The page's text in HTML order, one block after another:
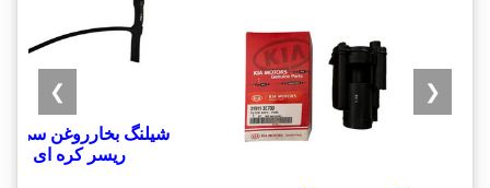
شيلنگ بخارروغن سي
ريسر کره ای
❮
❯